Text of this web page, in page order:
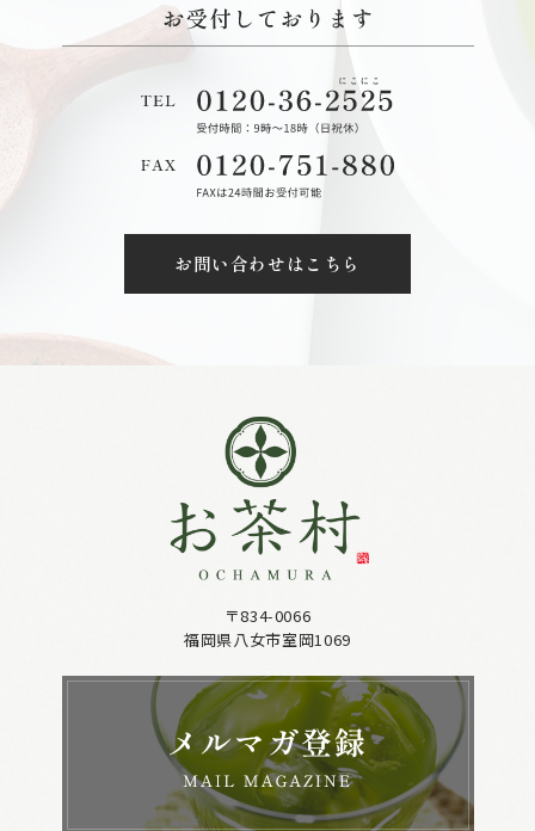
お問い合わせはこちら
〒834-0066
福岡県八女市室岡1069